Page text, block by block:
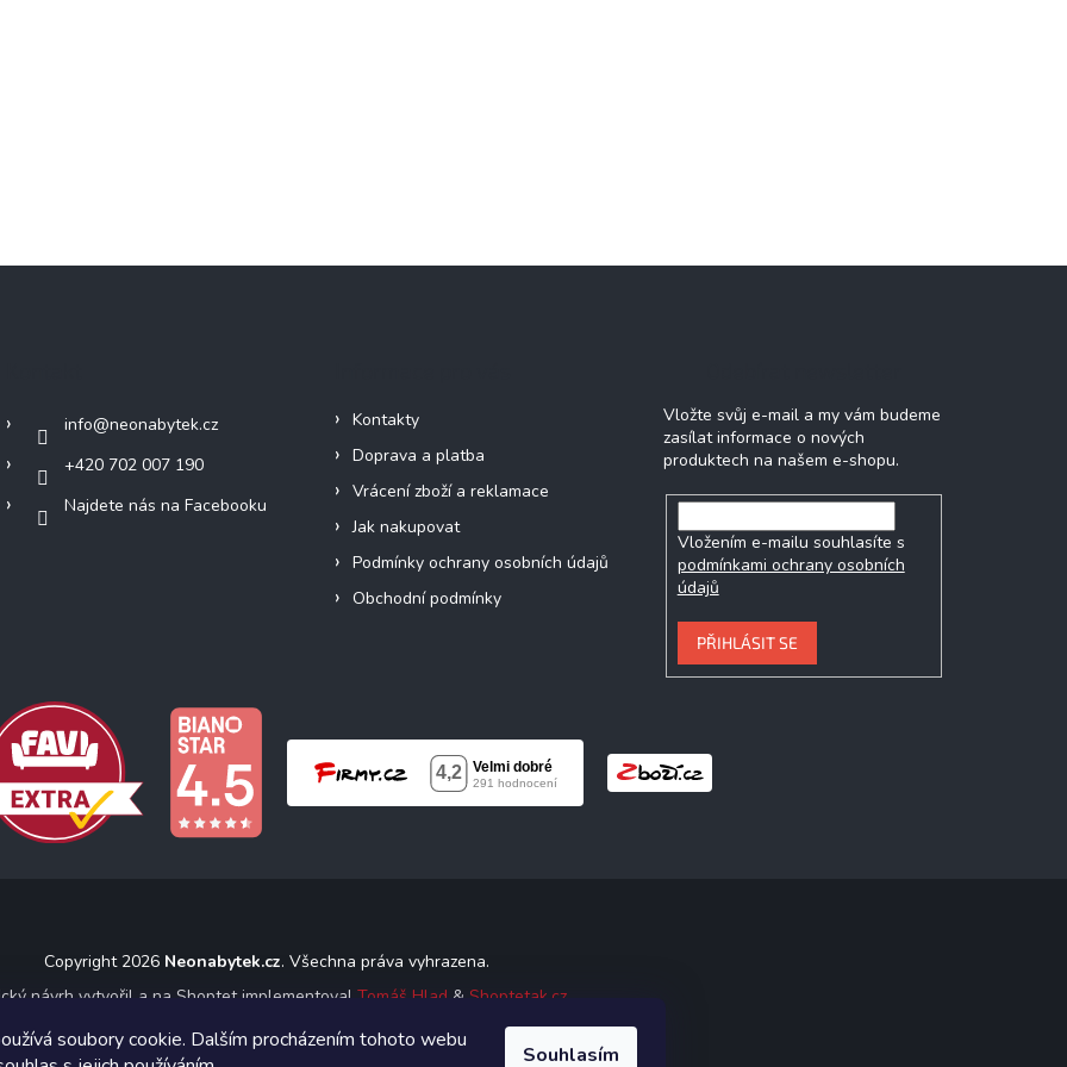
soubory cookie. Dalším procházením tohoto webu
Souhlasím
info@neonabytek.cz
+420 702 007 190
Najdete nás na Facebooku
Kontakty
Doprava a platba
Vrácení zboží a reklamace
Jak nakupovat
Podmínky ochrany osobních údajů
Obchodní podmínky
Vložte svůj e-mail a my vám budeme
zasílat informace o nových
produktech na našem e-shopu.
Vložením e-mailu souhlasíte s
podmínkami ochrany osobních
údajů
PŘIHLÁSIT SE
Copyright 2026 Neonabytek.cz. Všechna práva vyhrazena.
návrh vytvořil a na Shoptet implementoval Tomáš Hlad & Shoptetak.cz.
Vytvořil Shoptet